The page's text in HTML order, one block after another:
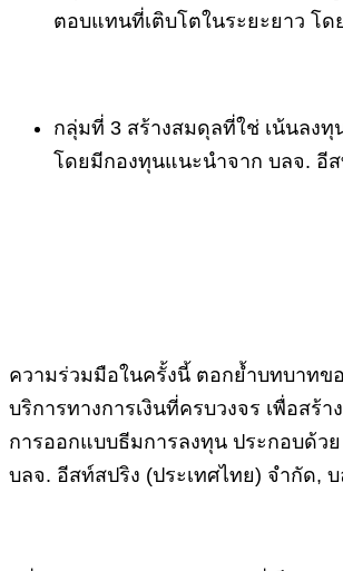
ตอบแทนที่เติบโตในระยะยาว โ
กลุ่มที่ 3 สร้างสมดุลที่ใช่ เน้นลง
โดยมีกองทุนแนะนำจาก บลจ. อี
ความร่วมมือในครั้งนี้ ตอกย้ำบทบาทข
บริการทางการเงินที่ครบวงจร เพื่อส
การออกแบบธีมการลงทุน ประกอบด้ว
บลจ. อีสท์สปริง (ประเทศไทย) จำกัด,